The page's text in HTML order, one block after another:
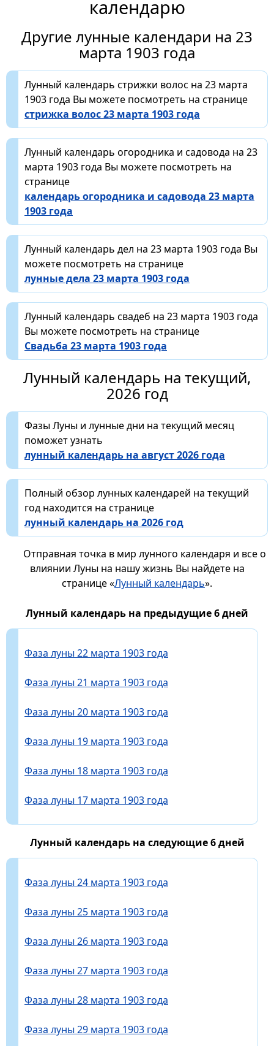
календарю
Другие лунные календари на 23
марта 1903 года
Лунный календарь стрижки волос на 23 марта
1903 года Вы можете посмотреть на странице
стрижка волос 23 марта 1903 года
Лунный календарь огородника и садовода на 23
марта 1903 года Вы можете посмотреть на
странице
календарь огородника и садовода 23 марта
1903 года
Лунный календарь дел на 23 марта 1903 года Вы
можете посмотреть на странице
лунные дела 23 марта 1903 года
Лунный календарь свадеб на 23 марта 1903 года
Вы можете посмотреть на странице
Свадьба 23 марта 1903 года
Лунный календарь на текущий,
2026 год
Фазы Луны и лунные дни на текущий месяц
поможет узнать
лунный календарь на август 2026 года
Полный обзор лунных календарей на текущий
год находится на странице
лунный календарь на 2026 год
Отправная точка в мир лунного календаря и все о
влиянии Луны на нашу жизнь Вы найдете на
странице «Лунный календарь».
Лунный календарь на предыдущие 6 дней
Фаза луны 22 марта 1903 года
Фаза луны 21 марта 1903 года
Фаза луны 20 марта 1903 года
Фаза луны 19 марта 1903 года
Фаза луны 18 марта 1903 года
Фаза луны 17 марта 1903 года
Лунный календарь на следующие 6 дней
Фаза луны 24 марта 1903 года
Фаза луны 25 марта 1903 года
Фаза луны 26 марта 1903 года
Фаза луны 27 марта 1903 года
Фаза луны 28 марта 1903 года
Фаза луны 29 марта 1903 года